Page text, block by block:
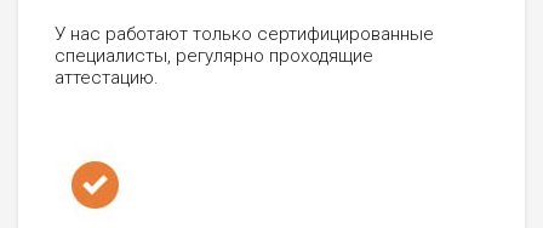
У нас работают только сертифицированные
специалисты, регулярно проходящие
аттестацию.